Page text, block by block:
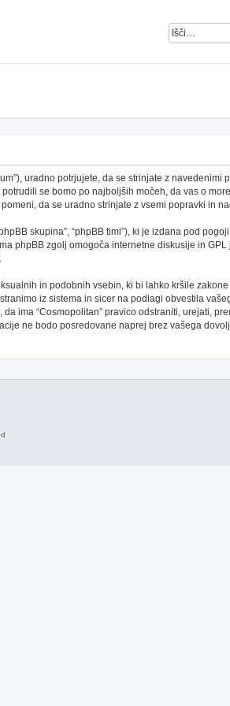
uradno potrjujete, da se strinjate z navedenimi
se bomo po najboljših močeh, da vas o
da se uradno strinjate z vsemi popravki in
skupina”, “phpBB timi”), ki je izdana pod pogoji
phpBB zgolj omogoča internetne diskusije in
.
in podobnih vsebin, ki bi lahko kršile
iz sistema in sicer na podlagi obvestila
ima “Cosmopolitan” pravico odstraniti, urejati,
ne bodo posredovane naprej brez vašega